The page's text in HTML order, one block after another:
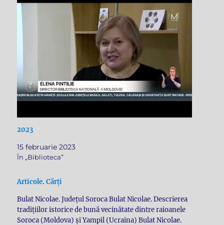
2023
15 februarie 2023
În „Biblioteca”
Articole. Cărți
Bulat Nicolae. Județul Soroca Bulat Nicolae. Descrierea
tradițiilor istorice de bună vecinătate dintre raioanele
Soroca (Moldova) și Yampil (Ucraina) Bulat Nicolae.